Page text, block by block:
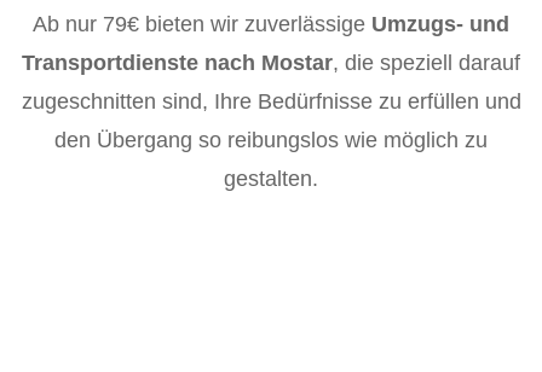
Ab nur 79€ bieten wir zuverlässige Umzugs- und
Transportdienste nach Mostar, die speziell darauf
zugeschnitten sind, Ihre Bedürfnisse zu erfüllen und
den Übergang so reibungslos wie möglich zu
gestalten.